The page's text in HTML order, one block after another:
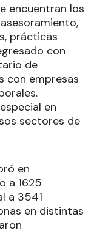
encuentran los
prácticas
con
de
con empresas
en
sectores de
en
a 1625
a 3541
en distintas